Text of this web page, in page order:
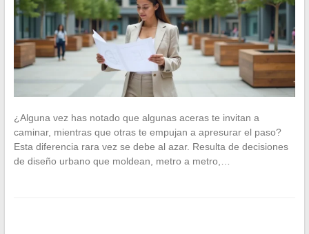
¿Alguna vez has notado que algunas aceras te invitan a
caminar, mientras que otras te empujan a apresurar el paso?
Esta diferencia rara vez se debe al azar. Resulta de decisiones
de diseño urbano que moldean, metro a metro,…